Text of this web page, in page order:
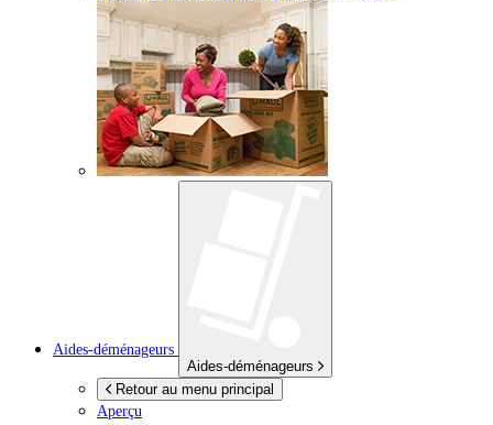
Aides-déménageurs
Aides-déménageurs
Retour au menu principal
Aperçu